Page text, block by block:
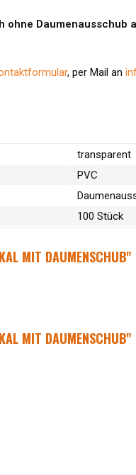
Daumenausschub
, per Mail an
transparent
PVC
100 Stück
MIT DAUMENSCHUB"
MIT DAUMENSCHUB"